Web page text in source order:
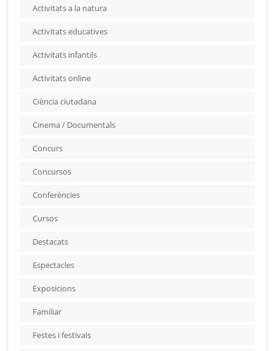
Activitats a la natura
Activitats educatives
Activitats infantils
Activitats online
Ciència ciutadana
Cinema / Documentals
Concurs
Concursos
Conferències
Cursos
Destacats
Espectacles
Exposicions
Familiar
Festes i festivals